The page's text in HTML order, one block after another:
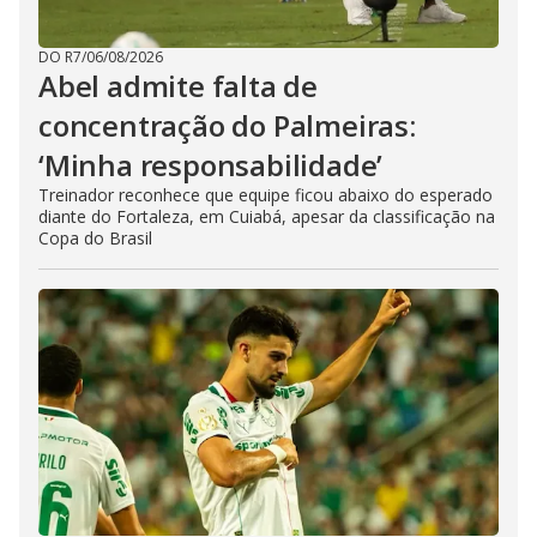
DO R7/06/08/2026
Abel admite falta de
concentração do Palmeiras:
‘Minha responsabilidade’
Treinador reconhece que equipe ficou abaixo do esperado
diante do Fortaleza, em Cuiabá, apesar da classificação na
Copa do Brasil